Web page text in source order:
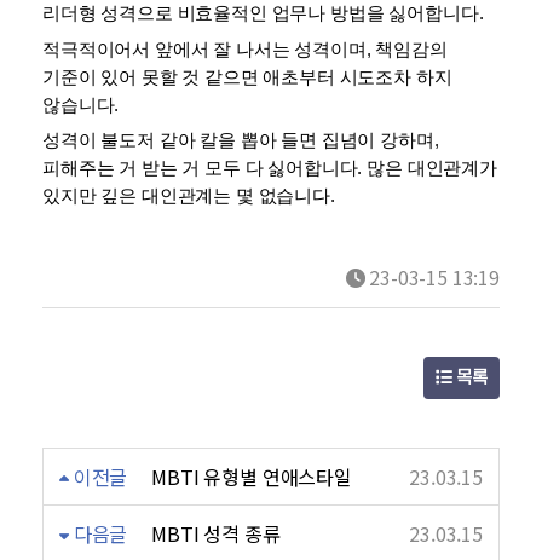
리더형 성격으로 비효율적인 업무나 방법을 싫어합니다.
적극적이어서 앞에서 잘 나서는 성격이며, 책임감의
기준이 있어 못할 것 같으면 애초부터 시도조차 하지
않습니다.
성격이 불도저 같아 칼을 뽑아 들면 집념이 강하며,
피해주는 거 받는 거 모두 다 싫어합니다. 많은 대인관계가
있지만 깊은 대인관계는 몇 없습니다.
23-03-15 13:19
목록
이전글 MBTI 유형별 연애스타일
23.03.15
다음글
MBTI 성격 종류 23.03.15